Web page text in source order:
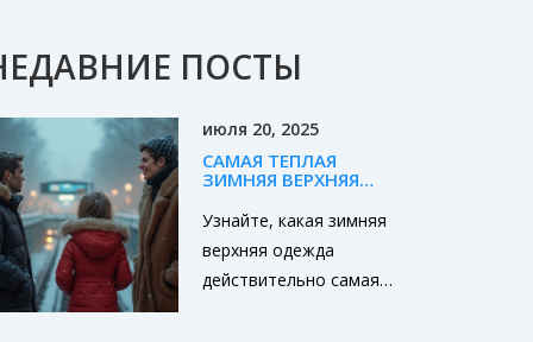
ПОСТЫ
июля 20, 2025
САМАЯ ТЕПЛАЯ
ЗИМНЯЯ ВЕРХНЯЯ
УТЕПЛИТЕЛЕЙ,
МАТЕРИАЛЫ,
ЛАЙФХАКИ
Узнайте, какая зимняя
верхняя одежда
действительно самая